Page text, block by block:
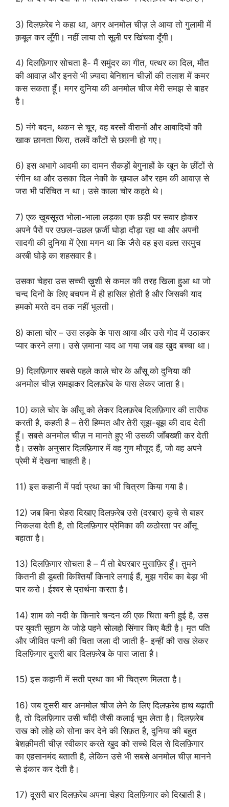
3) दिलफ़रेब ने कहा था, अगर अनमोल चीज़ ले आया तो गुलामी में
क़बूल कर लूँगी। नहीं लाया तो सूली पर खिंचवा दूँगी।
4) दिलफ़िगार सोचता है- मैं समुंदर का गीत, पत्थर का दिल, मौत
की आवाज़ और इनसे भी ज़्यादा बेनिशान चीज़ों की तलाश में कमर
कस सकता हूँ। मगर दुनिया की अनमोल चीज मेरी समझ से बाहर
है।
5) नंगे बदन, थकन से चूर, वह बरसों वीरानों और आबादियों की
खाक छानता फिरा, तलवें काँटों से छलनी हो गए।
6) इस अभागे आदमी का दामन सैकड़ों बेगुनाहों के खून के छींटों से
रंगीन था और उसका दिल नेकी के ख़याल और रहम की आवाज़ से
जरा भी परिचित न था। उसे काला चोर कहते थे।
7) एक ख़ूबसूरत भोला-भाला लड़का एक छड़ी पर सवार होकर
अपने पैरों पर उछल-उछल फ़र्जी घोड़ा दौड़ा रहा था और अपनी
सादगी की दुनिया में ऐसा मगन था कि जैसे वह इस वक़्त सरमुच
अरबी घोड़े का शहसवार है।
उसका चेहरा उस सच्ची ख़ुशी से कमल की तरह खिला हुआ था जो
चन्द दिनों के लिए बचपन में ही हासिल होती है और जिसकी याद
हमको मरते दम तक नहीं भूलती।
8) काला चोर – उस लड़के के पास आया और उसे गोद में उठाकर
प्यार करने लगा। उसे ज़माना याद आ गया जब वह खुद बच्चा था।
9) दिलफ़िगार सबसे पहले काले चोर के आँसू को दुनिया की
अनमोल चीज़ समझकर दिलफ़रेब के पास लेकर जाता है।
10) काले चोर के आँसू को लेकर दिलफ़रेब दिलफ़िगार की तारीफ
करती है, कहती है – तेरी हिम्मत और तेरी सूझ-बूझ की दाद देती
हूँ। सबसे अनमोल चीज़ न मानते हुए भी उसकी जाँबख्शी कर देती
है। उसके अनुसार दिलफ़िगार में वह गुण मौजूद हैं, जो वह अपने
प्रेमी में देखना चाहती है।
11) इस कहानी में पर्दा प्रथा का भी चित्रण किया गया है।
12) जब बिना चेहरा दिखाए दिलफ़रेब उसे (दरबार) कूचे से बाहर
निकलवा देती है, तो दिलफ़िगार प्रेमिका की कठोरता पर आँसू
बहाता है।
13) दिलफ़िगार सोचता है – मैं तो बेघरबार मुसाफ़िर हूँ। तुमने
कितनी ही डूबती किश्तियाँ किनारे लगाई हैं, मुझ गरीब का बेड़ा भी
पार करो। ईश्वर से प्रार्थना करता है।
14) शाम को नदी के किनारे चन्दन की एक चिता बनी हुई है, उस
पर युवती सुहाग के जोड़े पहने सोलहो सिंगार किए बैठी है। मृत पति
और जीवित पत्नी की चिता जला दी जाती है- इन्हीं की राख लेकर
दिलफ़िगार दूसरी बार दिलफ़रेब के पास जाता है।
15) इस कहानी में सती प्रथा का भी चित्रण मिलता है।
16) जब दूसरी बार अनमोल चीज लेने के लिए दिलफ़रेब हाथ बढ़ाती
है, तो दिलफ़िगार उसी चाँदी जैसी कलाई चूम लेता है। दिलफ़रेब
राख को लोहे को सोना कर देने की सिफ़त है, दुनिया की बहुत
बेशक़ीमती चीज़ स्वीकार करते खुद को सच्चे दिल से दिलफ़िगार
का एहसानमंद बताती है, लेकिन उसे भी सबसे अनमोल चीज़ मानने
से इंकार कर देती है।
17) दूसरी बार दिलफ़रेब अपना चेहरा दिलफ़िगार को दिखाती है।